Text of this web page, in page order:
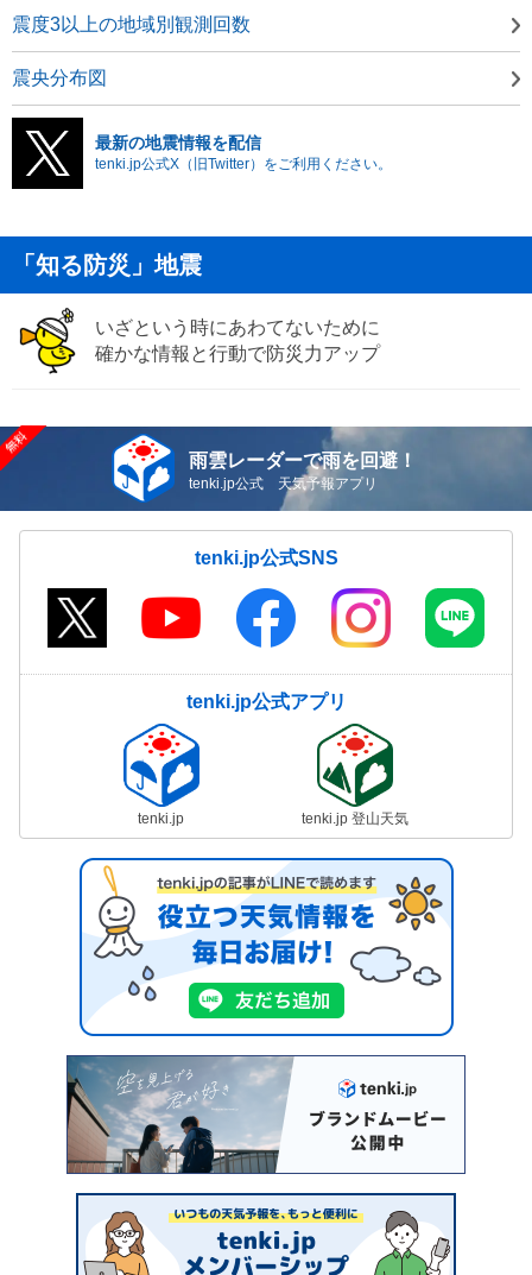
震度3以上の地域別観測回数
震央分布図
最新の地震情報を配信
tenki.jp公式X（旧Twitter）をご利用ください。
「知る防災」地震
いざという時にあわてないために
確かな情報と行動で防災力アップ
雨雲レーダーで雨を回避！
tenki.jp公式 天気予報アプリ
tenki.jp公式SNS
tenki.jp公式アプリ
tenki.jp tenki.jp 登山天気